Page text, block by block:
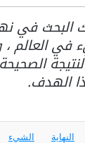
في
العالم ،
الهدف.
النهاية الشيء